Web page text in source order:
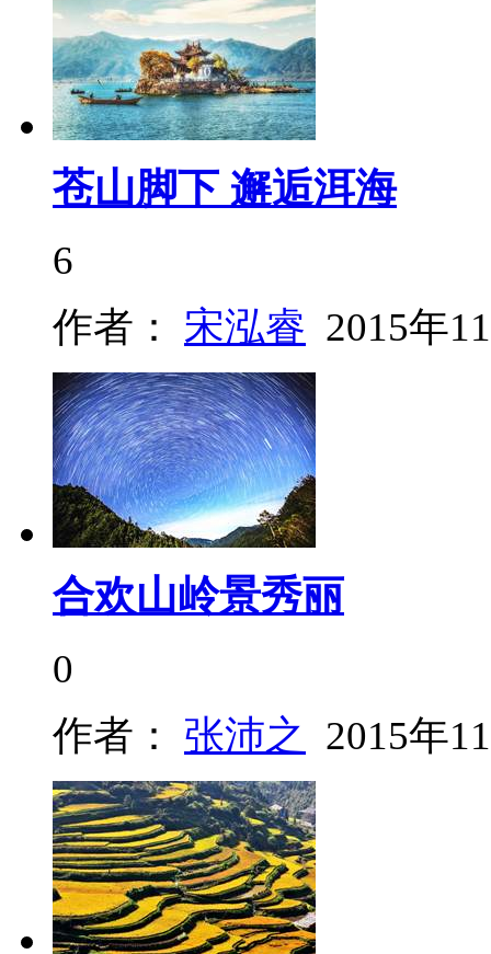
苍山脚下 邂逅洱海
6
作者： 宋泓睿 2015年
合欢山岭景秀丽
0
作者： 张沛之 2015年